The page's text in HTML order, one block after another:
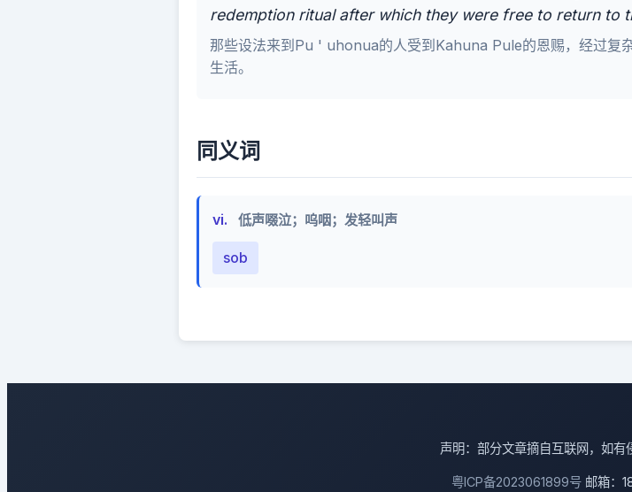
redemption ritual after which they were free to return to
那些设法来到Pu ' uhonua的人受到Kahuna Pule的恩赐，经过复
生活。
同义词
vi. 低声啜泣；呜咽；发轻叫声
sob
声明：部分文章摘自互联网，如有
粤ICP备2023061899号邮箱：